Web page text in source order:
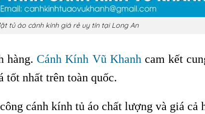
tủ áo cánh kính giá rẻ uy tín tại Long An
hàng. Cánh Kính Vũ Khanh cam kết
tốt nhất trên toàn quốc.
cánh kính tủ áo chất lượng và giá cả